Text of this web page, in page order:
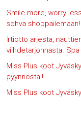
Smile more, worry
sohva shoppailemaan!
Irtiotto arjesta,
viihdetarjonnasta. Spa
Miss Plus koot
pyynnöstä!!
Miss Plus koot